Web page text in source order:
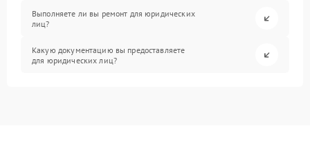
Выполняете ли вы ремонт для юридических
лиц?
Какую документацию вы предоставляете
для юридических лиц?